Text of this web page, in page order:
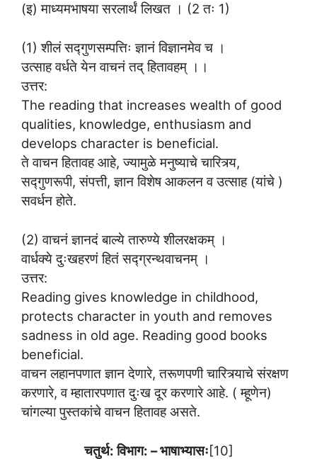
(इ) माध्यमभाषया सरलार्थं लिखत । (2 तः 1)
(1) शीलं सद्गुणसम्पत्तिः ज्ञानं विज्ञानमेव च ।
उत्साह वर्धते येन वाचनं तद् हितावहम् ।।
उत्तर:
The reading that increases wealth of good
qualities, knowledge, enthusiasm and
develops character is beneficial.
ते वाचन हितावह आहे, ज्यामुळे मनुष्याचे चारित्र्य,
सद्गुणरूपी, संपत्ती, ज्ञान विशेष आकलन व उत्साह (यांचे )
सवर्धन होते.
(2) वाचनं ज्ञानदं बाल्ये तारुण्ये शीलरक्षकम् ।
वार्धक्ये दुःखहरणं हितं सद्ग्रन्थवाचनम् ।
उत्तर:
Reading gives knowledge in childhood,
protects character in youth and removes
sadness in old age. Reading good books
beneficial.
वाचन लहानपणात ज्ञान देणारे, तरूणपणी चारित्र्याचे संरक्षण
करणारे, व म्हातारपणात दुःख दूर करणारे आहे. ( म्हूणेन)
चांगल्या पुस्तकांचे वाचन हितावह असते.
चतुर्थ: विभाग: – भाषाभ्यासः[10]